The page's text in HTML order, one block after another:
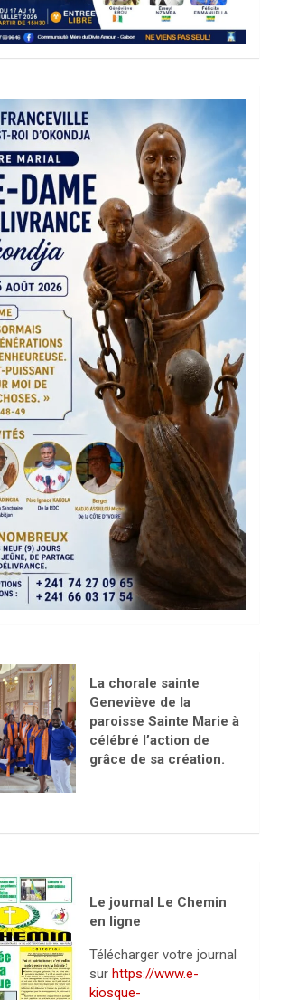
La chorale sainte
Geneviève de la
paroisse Sainte Marie à
célébré l’action de
grâce de sa création.
Le journal Le Chemin
en ligne
Télécharger votre journal
sur https://www.e-
kiosque-